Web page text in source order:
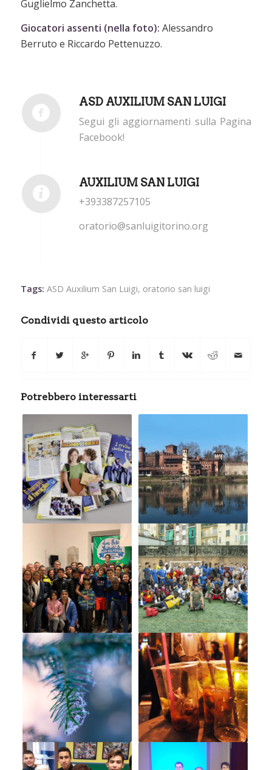
Guglielmo Zanchetta.
Giocatori assenti (nella foto): Alessandro
Berruto e Riccardo Pettenuzzo.
ASD AUXILIUM SAN LUIGI
Segui gli aggiornamenti sulla Pagina
Facebook!
AUXILIUM SAN LUIGI
+393387257105
oratorio@sanluigitorino.org
Tags: ASD Auxilium San Luigi, oratorio san luigi
Condividi questo articolo
Potrebbero interessarti